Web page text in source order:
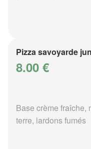
Pizza savoyarde
8.00 €
Base crème fraîche,
terre, lardons fumés